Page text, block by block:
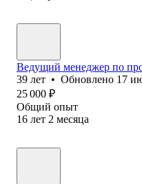
Ведущий менеджер по
39 лет • Обновлено 17
25 000 ₽
Общий опыт
16 лет 2 месяца